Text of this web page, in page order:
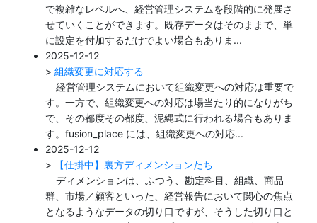
で複雑なレベルへ、経営管理システムを段階的に発展さ
せていくことができます。既存データはそのままで、単
に設定を付加するだけでよい場合もありま...
2025-12-12
> 組織変更に対応する
経営管理システムにおいて組織変更への対応は重要で
す。一方で、組織変更への対応は場当たり的になりがち
で、その都度その都度、泥縄式に行われる場合もありま
す。fusion_place には、組織変更への対応...
2025-12-12
>
【仕掛中】裏方ディメンションたち
ディメンションは、ふつう、勘定科目、組織、商品
群、市場／顧客といった、経営報告において関心の焦点
となるようなデータの切り口ですが、そうした切り口と